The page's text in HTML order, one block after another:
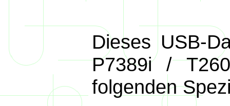
Dieses USB-
P7389i /
folgenden